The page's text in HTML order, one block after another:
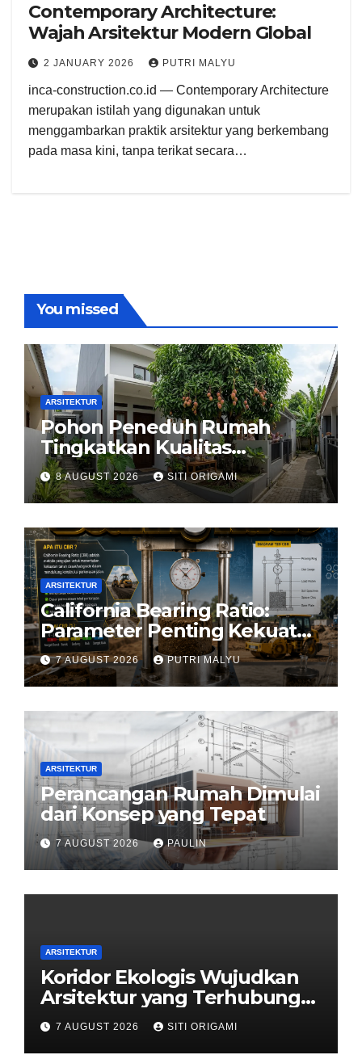
Contemporary Architecture:
Wajah Arsitektur Modern Global
2 JANUARY 2026 PUTRI MALYU
inca-construction.co.id — Contemporary Architecture
merupakan istilah yang digunakan untuk
menggambarkan praktik arsitektur yang berkembang
pada masa kini, tanpa terikat secara…
You missed
ARSITEKTUR
Pohon Peneduh Rumah
Tingkatkan Kualitas
Arsitektur Hunian
8 AUGUST 2026 SITI ORIGAMI
ARSITEKTUR
California Bearing Ratio:
Parameter Penting Kekuatan
Tanah Konstruksi
7 AUGUST 2026 PUTRI MALYU
ARSITEKTUR
Perancangan Rumah Dimulai
dari Konsep yang Tepat
7 AUGUST 2026 PAULIN
ARSITEKTUR
Koridor Ekologis Wujudkan
Arsitektur yang Terhubung
dengan Alam
7 AUGUST 2026 SITI ORIGAMI